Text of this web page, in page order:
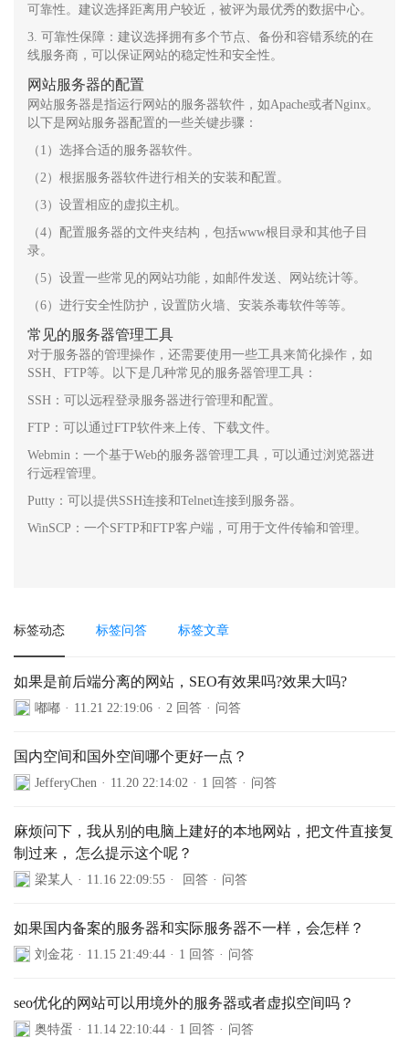
可靠性。建议选择距离用户较近，被评为最优秀的数据中心。
3. 可靠性保障：建议选择拥有多个节点、备份和容错系统的在
线服务商，可以保证网站的稳定性和安全性。
网站服务器的配置
网站服务器是指运行网站的服务器软件，如Apache或者Nginx。
以下是网站服务器配置的一些关键步骤：
（1）选择合适的服务器软件。
（2）根据服务器软件进行相关的安装和配置。
（3）设置相应的虚拟主机。
（4）配置服务器的文件夹结构，包括www根目录和其他子目
录。
（5）设置一些常见的网站功能，如邮件发送、网站统计等。
（6）进行安全性防护，设置防火墙、安装杀毒软件等等。
常见的服务器管理工具
对于服务器的管理操作，还需要使用一些工具来简化操作，如
SSH、FTP等。以下是几种常见的服务器管理工具：
SSH：可以远程登录服务器进行管理和配置。
FTP：可以通过FTP软件来上传、下载文件。
Webmin：一个基于Web的服务器管理工具，可以通过浏览器进
行远程管理。
Putty：可以提供SSH连接和Telnet连接到服务器。
WinSCP：一个SFTP和FTP客户端，可用于文件传输和管理。
标签动态 标签问答 标签文章
如果是前后端分离的网站，SEO有效果吗?效果大吗?
嘟嘟 · 11.21 22:19:06 · 2 回答 · 问答
国内空间和国外空间哪个更好一点？
JefferyChen · 11.20 22:14:02 · 1 回答 · 问答
麻烦问下，我从别的电脑上建好的本地网站，把文件直接复
制过来， 怎么提示这个呢？
梁某人 · 11.16 22:09:55 · 回答 · 问答
如果国内备案的服务器和实际服务器不一样，会怎样？
刘金花 · 11.15 21:49:44 · 1 回答 · 问答
seo优化的网站可以用境外的服务器或者虚拟空间吗？
奥特蛋 · 11.14 22:10:44 · 1 回答 · 问答